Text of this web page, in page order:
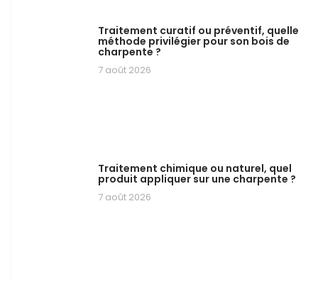
Traitement curatif ou préventif, quelle
méthode privilégier pour son bois de
charpente ?
7 août 2026
Traitement chimique ou naturel, quel
produit appliquer sur une charpente ?
7 août 2026